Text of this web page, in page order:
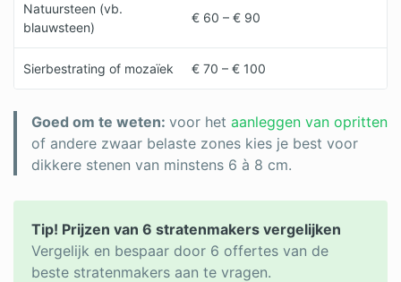
Natuursteen (vb.
blauwsteen)
€ 60 – € 90
Sierbestrating of mozaïek € 70 – € 100
Goed om te weten: voor het aanleggen van opritten
of andere zwaar belaste zones kies je best voor
dikkere stenen van minstens 6 à 8 cm.
Tip! Prijzen van 6 stratenmakers vergelijken
Vergelijk en bespaar door 6 offertes van de
beste stratenmakers aan te vragen.